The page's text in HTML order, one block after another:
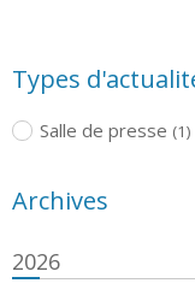
Types
Salle de presse (1)
Archives
2026